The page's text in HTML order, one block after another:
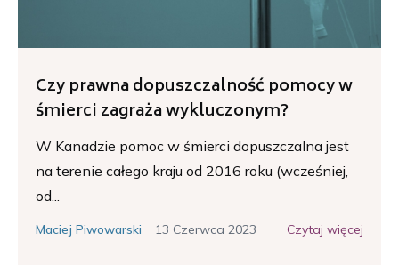
Czy prawna dopuszczalność pomocy w
śmierci zagraża wykluczonym?
W Kanadzie pomoc w śmierci dopuszczalna jest
na terenie całego kraju od 2016 roku (wcześniej,
od...
Maciej Piwowarski 13 Czerwca 2023 Czytaj więcej